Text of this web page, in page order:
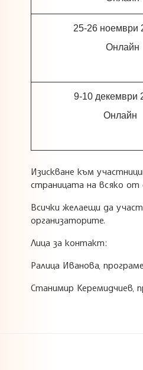
25-26 ноември
Онлайн
9-10 декември
Онлайн
Изискване към
страницата на всяко от
Всички желаещи да
организаторите.
Лицa за контакт:
Ралица Иванова,
Станимир Керемидчиев,